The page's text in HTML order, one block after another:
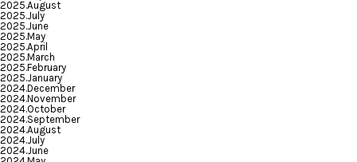
2025.August
2025.July
2025.June
2025.May
2025.April
2025.March
2025.February
2025.January
2024.December
2024.November
2024.October
2024.September
2024.August
2024.July
2024.June